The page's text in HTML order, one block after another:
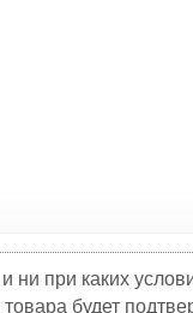
ни при каких
будет